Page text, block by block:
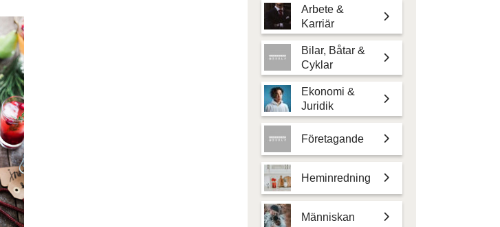
Arbete &
Karriär
Bilar, Båtar &
Cyklar
Ekonomi &
Juridik
Företagande
Heminredning
Människan